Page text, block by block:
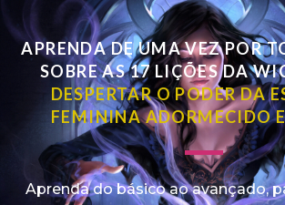
APRENDA DE UMA VEZ POR
SOBRE AS 17 LIÇÕES DA
DESPERTAR O PODER DA
FEMININA ADORMECIDO
Aprenda do básico ao avançado,